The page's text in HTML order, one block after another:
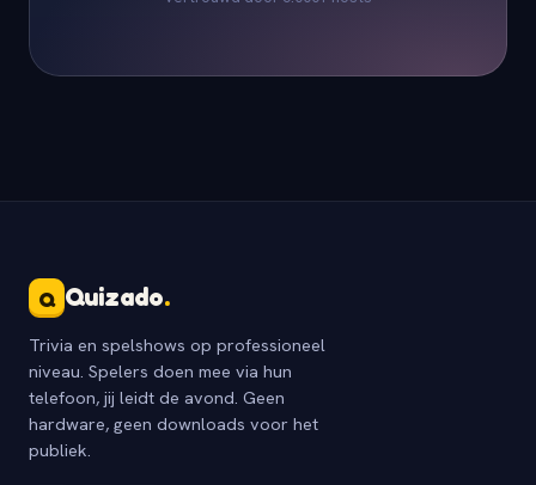
Q Quizado.
Trivia en spelshows op professioneel
niveau. Spelers doen mee via hun
telefoon, jij leidt de avond. Geen
hardware, geen downloads voor het
publiek.